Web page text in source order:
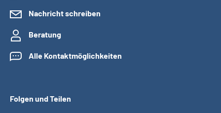
Nachricht schreiben
Beratung
Alle Kontaktmöglichkeiten
Folgen und Teilen